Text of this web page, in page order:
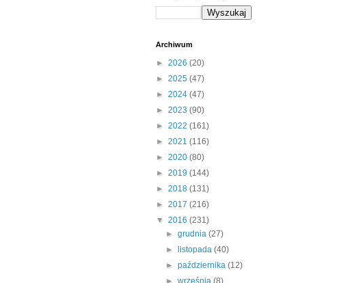
Archiwum
► 2026 (20)
► 2025 (47)
► 2024 (47)
► 2023 (90)
► 2022 (161)
► 2021 (116)
► 2020 (80)
► 2019 (144)
► 2018 (131)
► 2017 (216)
▼ 2016 (231)
►grudnia(27)
►
listopada(40)
►października(12)